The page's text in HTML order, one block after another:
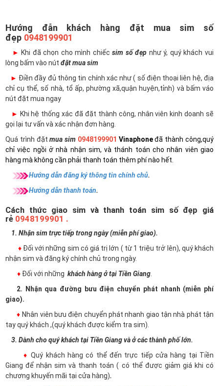
Hướng đẫn khách hàng đặt mua sim số
đẹp 0948199901
► Khi đã chọn cho mình chiếcsim số đẹp như ý, quý khách vui
lòng bấm vào nút đặt mua sim
► Điền đầy đủ thông tin chính xác như ( số điện thoại liên hệ, địa
chỉ cụ thể, số nhà, tổ ấp, phường xã,quận huyện,tỉnh) và bấm váo
nút đặt mua ngay
► Khi hệ thống xác đã đặt thành công, nhân viên kinh doanh sẽ
gọi lại tư vấn và xác nhận đơn hàng.
Quá trình đặtmua sim 0948199901 Vinaphoneđã thành công,quý
chỉ việc ngồi ở nhà nhận sim, và thánh toán cho nhân viên giao
hàng mà không cần phải thanh toán thêm phí nào hết.
Hướng dẫn đăng ký thông tin chính chủ.
Hướng dẫn thanh toán.
Cách thức giao sim và thanh toán sim số đẹp giá
rẻ 0948199901 .
1. Nhận sim trực tiếp trong ngày (miễn phí giao).
♦ Đối với những sim có giá trị lớn ( từ 1 triệu trở lên), quý khách
nhận sim và đăng ký chính chủ trong ngày.
♦ Đối với những khách hàng ở tại Tiền Giang
2. Nhận qua đường bưu điện chuyển phát nhanh (miễn phí
giao).
♦ Nhân viên bưu điện chuyển phát nhanh giao tận nhà phát tận
tay quý khách ,(quý khách được kiểm tra sim).
3. Dành cho quý khách tại Tiền Giang và ở các thành phố lớn.
♦ Quý khách hàng có thể đến trực tiếp cửa hàng tại Tiền
Giang để nhận sim và thanh toán ( có thể được giảm giá khi có
chương khuyến mãi tại cửa hàng).